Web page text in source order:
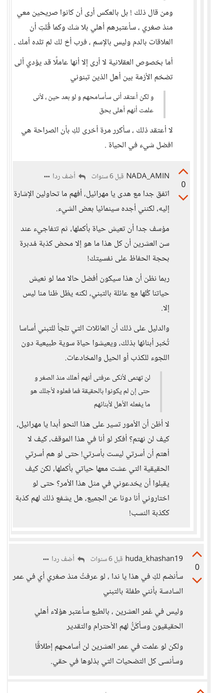
ومن قال ذلك ! بل بالعكس أرى أن كانوا صريحين معي
منذ صغري ، سأعتبرهم أهلي بلا شك وكما قُلتِ أن
العلاقات بالدم وليس بالإسم ، فرب أخ لك لم تلده أمك .
أما بخصوص العقلانية لا أرى إلا أنها عاملًا قد يؤدي ألى
تضخم الأزمة بين أهل الذين تبنوني
و لكن أعتقد أنى سأسامحهم و لو بعد حين ، لأنى
علمت أنهم أهلى بحق
لا أعتقد ذلك ، سأكرر مرة أخرى لكِ بأن الصراحة هي
افضل شيء في الحياة .
0
NADA_AMIN قبل 6 سنوات أضف ردا
اتفق جدا مع هدى يا مهرائيل، أفهم ما تحاولين الإشارة
إليه، لكنني أجده سينمائيا بعض الشيء.
مؤسف جدا أن تعيش حياة بأكملها، ثم تتفاجيء عند
سن العشرين أن كل هذا ما هو إلا محض كذبة مُدبرة
بحجة الحفاظ على نفسيتك!
ربما نظن أن هذا سيكون أفضل حالا مما لو نعيش
حياتنا كُلها مع عائلة بالتبني، لكنه يظل ظنا منا ليس
إلا.
والدليل على ذلك أن العائلات التي تلجأ للتبني أساسا
تُخبر أبنائها بذلك، ويعيشوا حياة سوية طبيعية دون
اللجوء للكذب أو الحيل والمخادعات.
لن تهتمى لأنكى عرفتى أنهم أهلك منذ الصغر و
حتى إن لم يكونوا بالحقيقة فما فعلوه لأجلك هو
ما يفعله الأهل لأبنائهم
لا أظن أن الأمور تسير على هذا النحو أبدا يا مهرائيل،
كيف لن نهتم؟ أفكر لو أنا في هذا الموقف، كيف لا
أهتم أن أسرتي ليست بأسرتي! حتى لو هم أسرتي
الحقيقية التي عشت معها حياتي بأكملها، لكن كيف
يقبلوا أن يخدعوني في مثل هذا الأمر؟ حتى لو
اختاروني أنا دونا عن الجميع، هل يشفع ذلك لهم كذبة
ككذبة النسب!
0
huda_khashan19 قبل 6 سنوات أضف ردا
سأنضم لكِ في هذا يا ندا ، لو عرفتُ منذ صغري أي في عمر
السادسة بأنني طفلة بالتبني
وليس في عُمر العشرين ، بالطبع سأعتبر هؤلاء أهلي
الحقيقيون وسأكَنُّ لهم الأحترام والتقدير
ولكن لو علمت في عمر العشرين لن أسامحهم إطلاقًا
وسأنسى كل التضحيات التي بذلوها في حقي.